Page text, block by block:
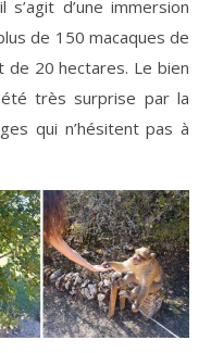
d’une immersion
de 150 macaques de
20 hectares. Le bien
très surprise par la
qui n’hésitent pas à